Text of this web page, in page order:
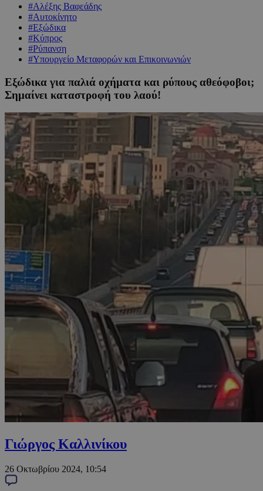
#Αλέξης Βαφεάδης
#Αυτοκίνητο
#Εξώδικα
#Κύπρος
#Ρύπανση
#Υπουργείο Μεταφορών και Επικοινωνιών
Εξώδικα για παλιά οχήματα και ρύπους αθεόφοβοι;
Σημαίνει καταστροφή του λαού!
Γιώργος Καλλινίκου
26 Οκτωβρίου 2024, 10:54